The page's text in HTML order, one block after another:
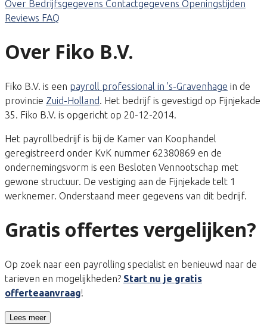
Over Bedrijfsgegevens Contactgegevens Openingstijden
Reviews FAQ
Over Fiko B.V.
Fiko B.V. is een payroll professional in 's-Gravenhage in de
provincie Zuid-Holland. Het bedrijf is gevestigd op Fijnjekade
35. Fiko B.V. is opgericht op 20-12-2014.
Het payrollbedrijf is bij de Kamer van Koophandel
geregistreerd onder KvK nummer 62380869 en de
ondernemingsvorm is een Besloten Vennootschap met
gewone structuur. De vestiging aan de Fijnjekade telt 1
werknemer. Onderstaand meer gegevens van dit bedrijf.
Gratis offertes vergelijken?
Op zoek naar een payrolling specialist en benieuwd naar de
tarieven en mogelijkheden? Start nu je gratis
offerteaanvraag!
Lees meer